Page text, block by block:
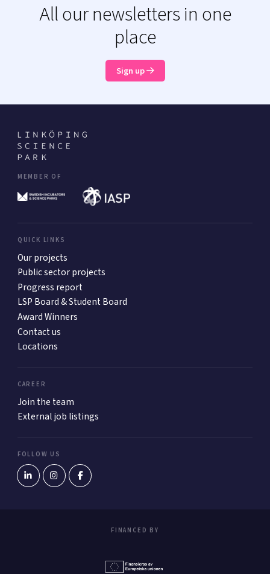
All our newsletters in one
place
Sign up
MEMBER OF
QUICK LINKS
Our projects
Public sector projects
Progress report
LSP Board & Student Board
Award Winners
Contact us
Locations
CAREER
Join the team
External job listings
FOLLOW US
FINANCED BY